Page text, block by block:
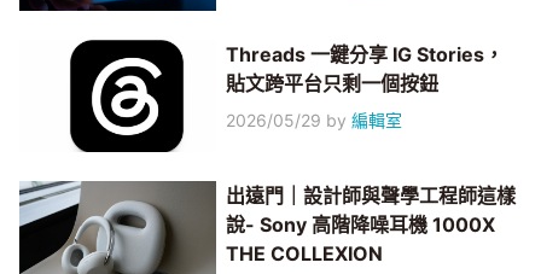
Threads 一鍵分享 IG Stories，
貼文跨平台只剩一個按鈕
2026/05/29 by編輯室
出遠門｜設計師與聲學工程師這樣
說- Sony 高階降噪耳機 1000X
THE COLLEXION